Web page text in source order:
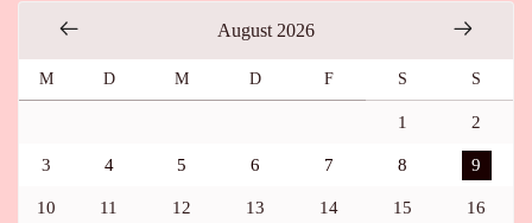
August 2026
M D M D F S S
1 2
3 4 5 6 7 8 9
10 11 12 13 14 15 16